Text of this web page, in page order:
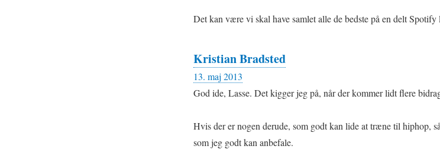
Det kan være vi skal have samlet alle de bedste på en delt
Kristian Bradsted
13. maj 2013
God ide, Lasse. Det kigger jeg på, når der kommer lidt flere
Hvis der er nogen derude, som godt kan lide at træne til hiphop,
som jeg godt kan anbefale.